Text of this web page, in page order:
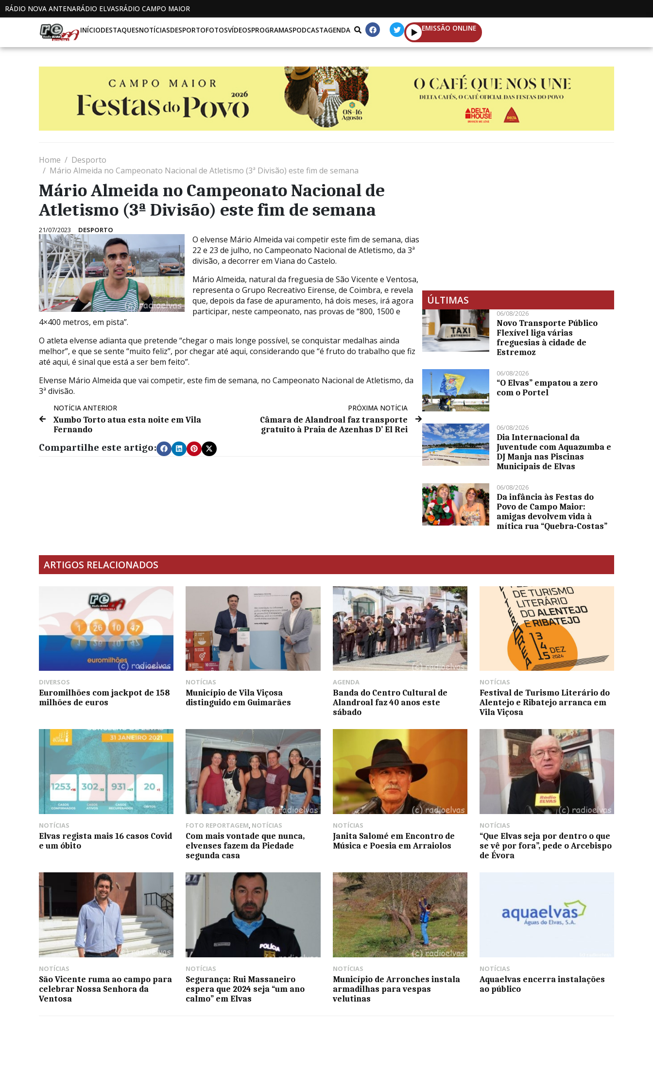
RÁDIO NOVA ANTENARÁDIO ELVASRÁDIO CAMPO MAIOR
INÍCIODESTAQUESNOTÍCIASDESPORTOFOTOSVÍDEOSPROGRAMASPODCASTAGENDA EMISSÃO ONLINE
Home
Desporto
Mário Almeida no Campeonato Nacional de Atletismo (3ª Divisão) este fim de semana
Mário Almeida no Campeonato Nacional de
Atletismo (3ª Divisão) este fim de semana
21/07/2023 DESPORTO
O elvense Mário Almeida vai competir este fim de semana, dias
22 e 23 de julho, no Campeonato Nacional de Atletismo, da 3ª
divisão, a decorrer em Viana do Castelo.
Mário Almeida, natural da freguesia de São Vicente e Ventosa,
representa o Grupo Recreativo Eirense, de Coimbra, e revela
que, depois da fase de apuramento, há dois meses, irá agora
participar, neste campeonato, nas provas de “800, 1500 e
4×400 metros, em pista”.
O atleta elvense adianta que pretende “chegar o mais longe possível, se conquistar medalhas ainda
melhor”, e que se sente “muito feliz”, por chegar até aqui, considerando que “é fruto do trabalho que fiz
até aqui, é sinal que está a ser bem feito”.
Elvense Mário Almeida que vai competir, este fim de semana, no Campeonato Nacional de Atletismo, da
3ª divisão.
NOTÍCIA ANTERIOR
Xumbo Torto atua esta noite em Vila
Fernando
PRÓXIMA NOTÍCIA
Câmara de Alandroal faz transporte
gratuito à Praia de Azenhas D’ El Rei
Compartilhe este artigo:
ÚLTIMAS
06/08/2026
Novo Transporte Público
Flexível liga várias
freguesias à cidade de
Estremoz
06/08/2026
“O Elvas” empatou a zero
com o Portel
06/08/2026
Dia Internacional da
Juventude com Aquazumba e
DJ Manja nas Piscinas
Municipais de Elvas
06/08/2026
Da infância às Festas do
Povo de Campo Maior:
amigas devolvem vida à
mítica rua “Quebra-Costas”
ARTIGOS RELACIONADOS
DIVERSOS
Euromilhões com jackpot de 158
milhões de euros
NOTÍCIAS
Município de Vila Viçosa
distinguido em Guimarães
AGENDA
Banda do Centro Cultural de
Alandroal faz 40 anos este
sábado
NOTÍCIAS
Festival de Turismo Literário do
Alentejo e Ribatejo arranca em
Vila Viçosa
NOTÍCIAS
Elvas regista mais 16 casos Covid
e um óbito
FOTO REPORTAGEM, NOTÍCIAS
Com mais vontade que nunca,
elvenses fazem da Piedade
segunda casa
NOTÍCIAS
Janita Salomé em Encontro de
Música e Poesia em Arraiolos
NOTÍCIAS
“Que Elvas seja por dentro o que
se vê por fora”, pede o Arcebispo
de Évora
NOTÍCIAS
São Vicente ruma ao campo para
celebrar Nossa Senhora da
Ventosa
NOTÍCIAS
Segurança: Rui Massaneiro
espera que 2024 seja “um ano
calmo” em Elvas
NOTÍCIAS
Município de Arronches instala
armadilhas para vespas
velutinas
NOTÍCIAS
Aquaelvas encerra instalações
ao público